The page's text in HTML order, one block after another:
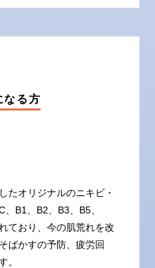
なる方
たオリジナルのニキビ・
B1、B2、B3、B5、
ており、今の肌荒れを改
ばかすの予防、疲労回
。